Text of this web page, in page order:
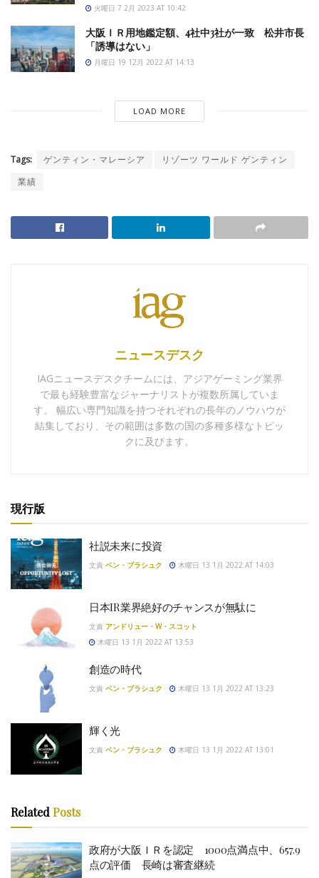
火曜日 7 2月 2023 AT 10:42
大阪ＩＲ用地鑑定額、4社中3社が一致 松井市長
「誘導はない」
月曜日 19 12月 2022 AT 14:13
LOAD MORE
Tags: ゲンティン・マレーシア
リゾーツ ワールド ゲンティン
業績
ニュースデスク
IAGニュースデスクチームには、アジアゲーミング業界
で最も経験豊富なジャーナリストが複数所属していま
す。 幅広い専門知識を持つそれぞれの長年のノウハウが
結集しており、その範囲は多数の国の多種多様なトピッ
クに及びます。
現行版
社説未来に投資
文責 ベン・ブラシュク 木曜日 13 1月 2022 AT 14:03
日本IR業界絶好のチャンスが無駄に
文責 アンドリュー・W・スコット
木曜日 13 1月 2022 AT 13:53
創造の時代
文責 ベン・ブラシュク 木曜日 13 1月 2022 AT 13:23
輝く光
文責 ベン・ブラシュク 木曜日 13 1月 2022 AT 13:01
Related Posts
政府が大阪ＩＲを認定 1000点満点中、657.9
点の評価 長崎は審査継続